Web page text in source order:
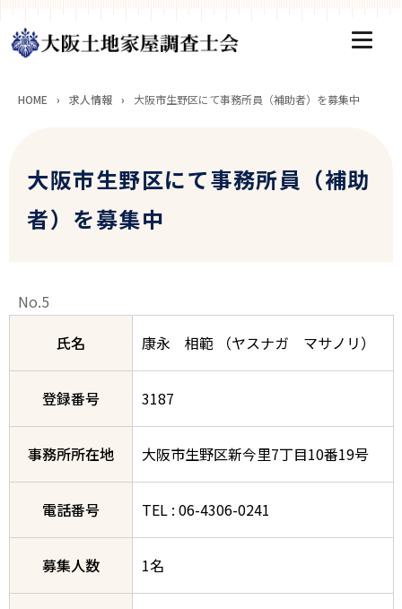
HOME › 求人情報 › 大阪市生野区にて事務所員（補助者）を募集中
大阪市生野区にて事務所員（補助
者）を募集中
No.5
氏名
康永 相範 （ヤスナガ マサノリ）
登録番号 3187
事務所所在地 大阪市生野区新今里7丁目10番19号
電話番号 TEL : 06-4306-0241
募集人数 1名